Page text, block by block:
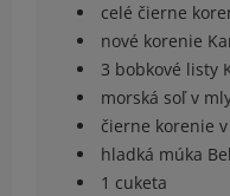
celé čierne
nové korenie
3 bobkové listy
morská soľ v
čierne korenie
hladká múka
1 cuketa